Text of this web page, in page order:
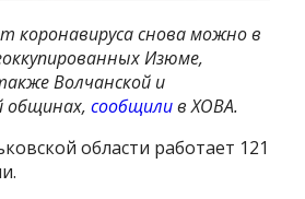
коронавируса снова можно в
Изюме,
Волчанской и
общинах,сообщилив ХОВА.
области работает 121